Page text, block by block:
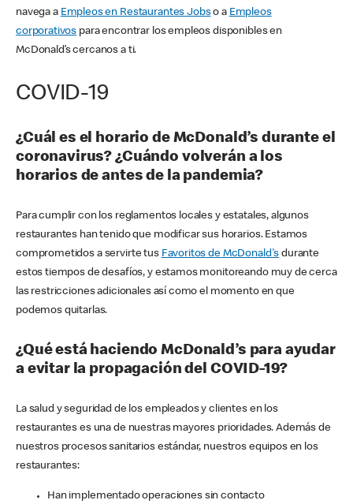
navega a Empleos en Restaurantes Jobso a Empleos
corporativos para encontrar los empleos disponibles en
McDonald’s cercanos a ti.
COVID-19
¿Cuál es el horario de McDonald’s durante el
coronavirus? ¿Cuándo volverán a los
horarios de antes de la pandemia?
Para cumplir con los reglamentos locales y estatales, algunos
restaurantes han tenido que modificar sus horarios. Estamos
comprometidos a servirte tus Favoritos de McDonald's durante
estos tiempos de desafíos, y estamos monitoreando muy de cerca
las restricciones adicionales así como el momento en que
podemos quitarlas.
¿Qué está haciendo McDonald’s para ayudar
a evitar la propagación del COVID-19?
La salud y seguridad de los empleados y clientes en los
restaurantes es una de nuestras mayores prioridades. Además de
nuestros procesos sanitarios estándar, nuestros equipos en los
restaurantes:
Han implementado operaciones sin contacto